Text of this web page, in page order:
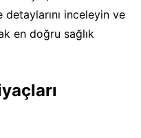
detaylarını inceleyin ve
en doğru sağlık